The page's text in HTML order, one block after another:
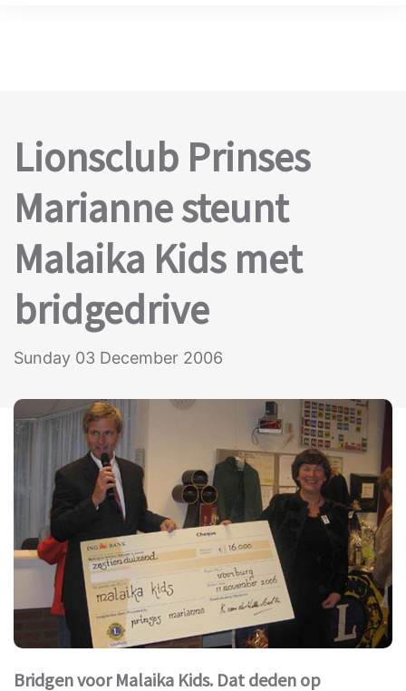
Lionsclub Prinses
Marianne steunt
Malaika Kids met
bridgedrive
Sunday 03 December 2006
Bridgen voor Malaika Kids. Dat deden op